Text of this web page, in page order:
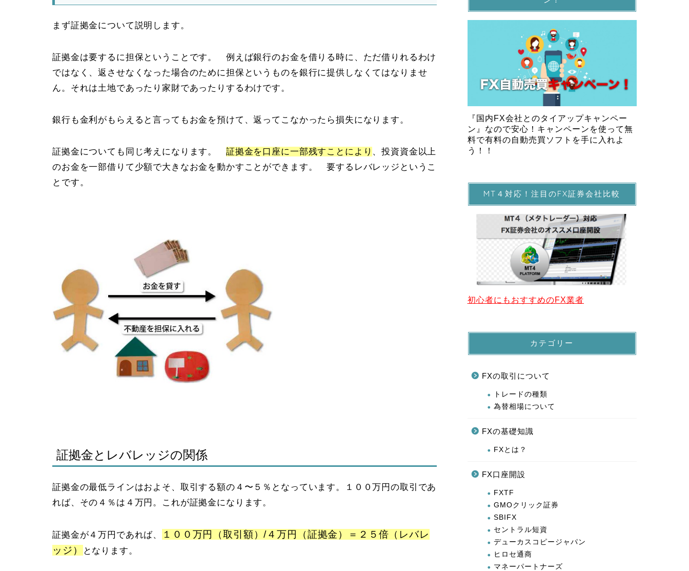
まず証拠金について説明します。
証拠金は要するに担保ということです。 例えば銀行のお金を借りる時に、ただ借りれるわけ
ではなく、返させなくなった場合のために担保というものを銀行に提供しなくてはなりませ
ん。それは土地であったり家財であったりするわけです。
銀行も金利がもらえると言ってもお金を預けて、返ってこなかったら損失になります。
証拠金についても同じ考えになります。 証拠金を口座に一部残すことにより 、投資資金以上
のお金を一部借りて少額で大きなお金を動かすことができます。 要するレバレッジというこ
とです。
証拠金とレバレッジの関係
証拠金の最低ラインはおよそ、取引する額の４〜５％となっています。１００万円の取引であ
れば、その４％は４万円。これが証拠金になります。
証拠金が４万円であれば、
１００万円（取引額）/４万円（証拠金）＝２５倍（レバレ
ッジ）
となります。
『国内FX会社とのタイアップキャンペー
ン』なので安心！キャンペーンを使って無
料で有料の自動売買ソフトを手に入れよ
う！！
MT４対応！注目のFX証券会社比較
初心者にもおすすめのFX業者
カテゴリー
FXの取引について
トレードの種類
為替相場について
FXの基礎知識
FXとは？
FX口座開設
FXTF
GMOクリック証券
SBIFX
セントラル短資
デューカスコピージャパン
ヒロセ通商
マネーパートナーズ